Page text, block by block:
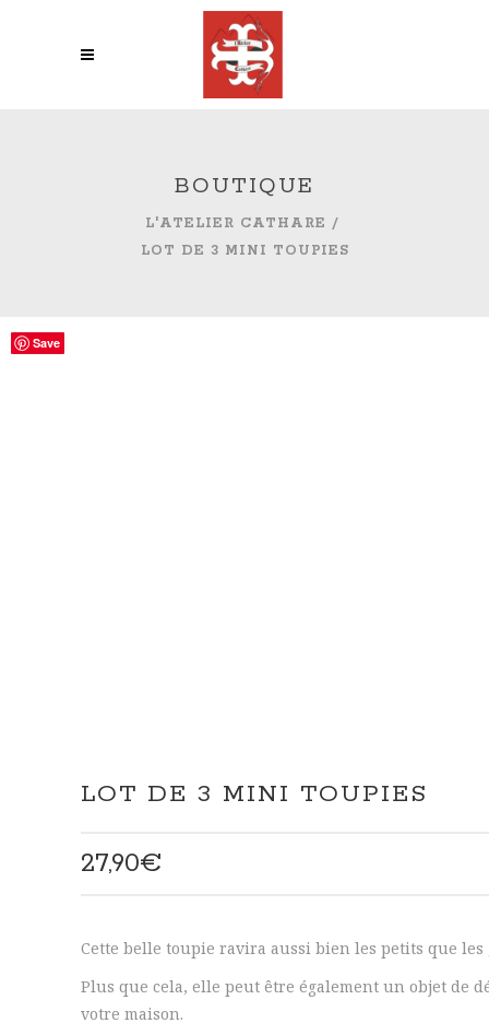
BOUTIQUE
L'ATELIER CATHARE /
LOT DE 3 MINI TOUPIES
Save
LOT DE 3 MINI TOUPIES
27,90€
Cette belle toupie ravira aussi bien les petits que
Plus que cela, elle peut être également un objet de
votre maison.
Save
Save
Save